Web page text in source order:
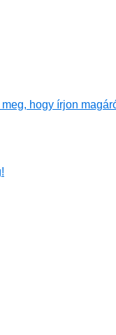
meg, hogy írjon